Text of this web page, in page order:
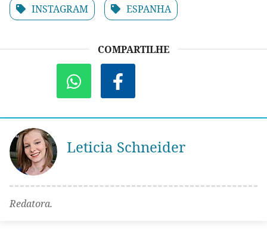
INSTAGRAM ESPANHA
COMPARTILHE
Leticia Schneider
Redatora.